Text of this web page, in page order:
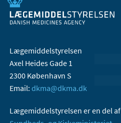
Lægemiddelstyrelsen
Axel Heides Gade 1
2300 København S
Email: dkma@dkma.dk
Lægemiddelstyrelsen er en del af